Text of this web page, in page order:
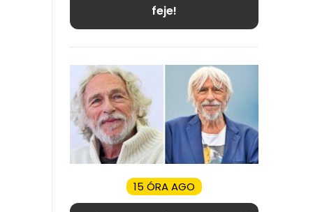
feje!
15 ÓRA AGO